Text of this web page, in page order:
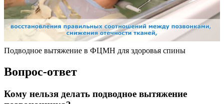
Подводное вытяжение в ФЦМН для здоровья спины
Вопрос-ответ
Кому нельзя делать подводное вытяжение